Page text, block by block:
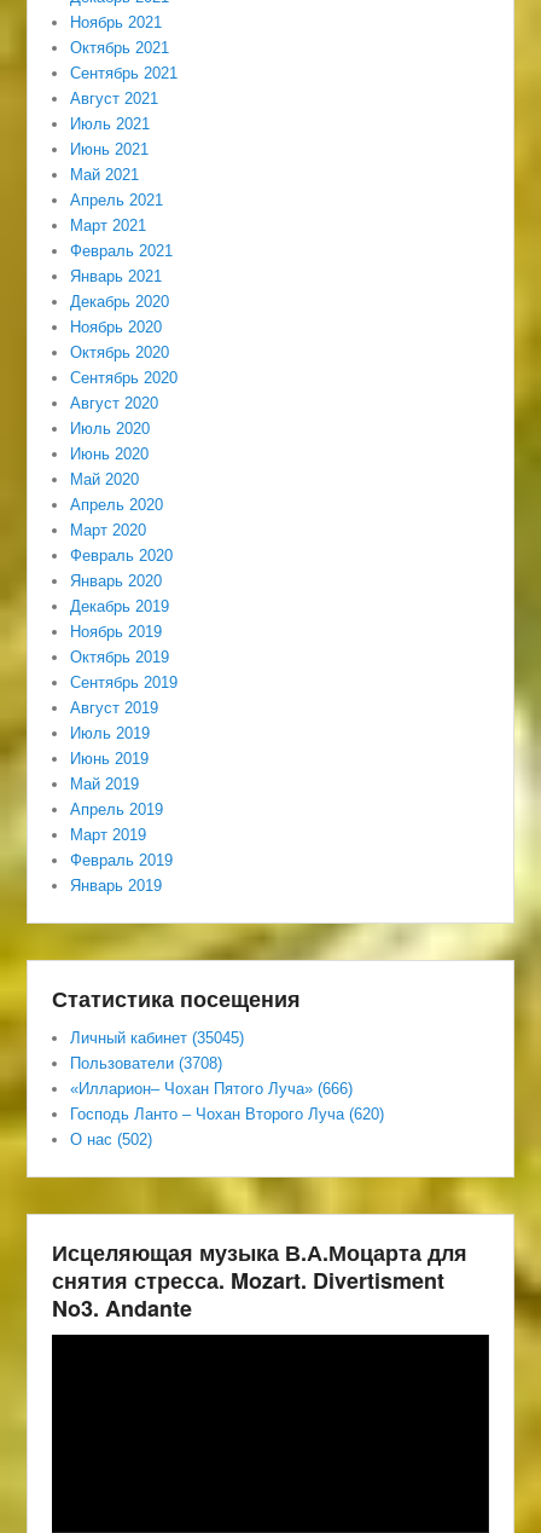
Ноябрь 2021
Октябрь 2021
Сентябрь 2021
Август 2021
Июль 2021
Июнь 2021
Май 2021
Апрель 2021
Март 2021
Февраль 2021
Январь 2021
Декабрь 2020
Ноябрь 2020
Октябрь 2020
Сентябрь 2020
Август 2020
Июль 2020
Июнь 2020
Май 2020
Апрель 2020
Март 2020
Февраль 2020
Январь 2020
Декабрь 2019
Ноябрь 2019
Октябрь 2019
Сентябрь 2019
Август 2019
Июль 2019
Июнь 2019
Май 2019
Апрель 2019
Март 2019
Февраль 2019
Январь 2019
Статистика посещения
Личный кабинет (35045)
Пользователи (3708)
«Илларион– Чохан Пятого Луча» (666)
Господь Ланто – Чохан Второго Луча (620)
О нас (502)
Исцеляющая музыка В.А.Моцарта для
снятия стресса. Mozart. Divertisment
No3. Andante